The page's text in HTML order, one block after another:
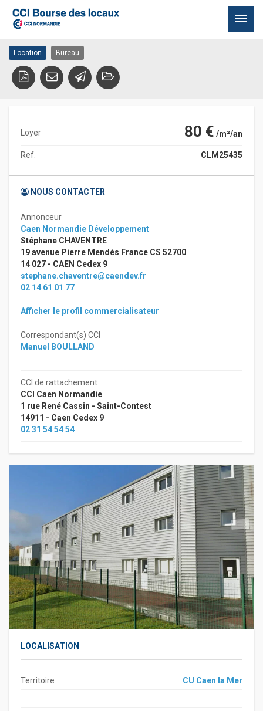
contenu
Location Bureau VERSON
14790 VERSON
Location Bureau
Loyer 80 € /m²/an
Ref. CLM25435
NOUS CONTACTER
Annonceur
Caen Normandie Développement
Stéphane CHAVENTRE
19 avenue Pierre Mendès France CS 52700
14 027 - CAEN Cedex 9
stephane.chaventre@caendev.fr
02 14 61 01 77
Afficher le profil commercialisateur
Correspondant(s) CCI
Manuel BOULLAND
CCI de rattachement
CCI Caen Normandie
1 rue René Cassin - Saint-Contest
14911 - Caen Cedex 9
02 31 54 54 54
LOCALISATION
Territoire CU Caen la Mer